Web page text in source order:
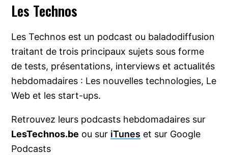
Les Technos
Les Technos est un podcast ou baladodiffusion
traitant de trois principaux sujets sous forme
de tests, présentations, interviews et actualités
hebdomadaires : Les nouvelles technologies, Le
Web et les start-ups.
Retrouvez leurs podcasts hebdomadaires sur
LesTechnos.be ou sur iTunes et sur Google
Podcasts